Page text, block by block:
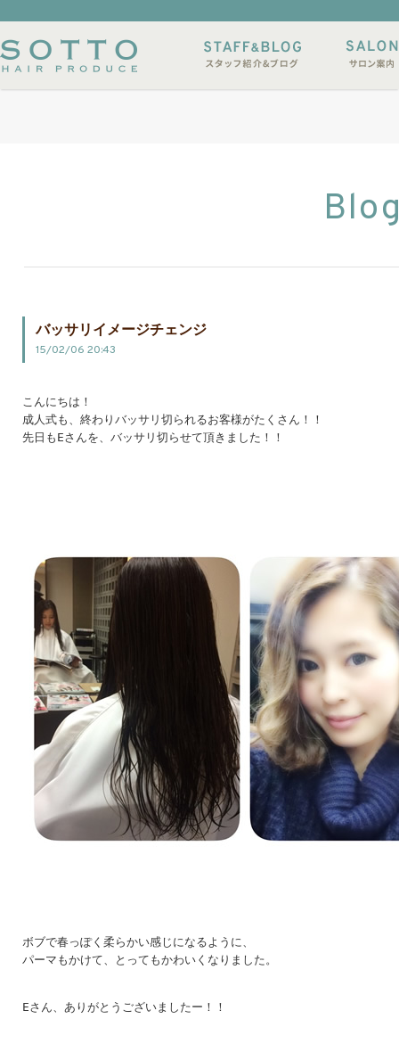
ルサンプル 店休日
バッサリイメージチェンジ
15/02/06 20:43
こんにちは！
成人式も、終わりバッサリ切られるお客様がたくさん！！
ボブで春っぽく柔らかい感じになるように、
Eさん、ありがとうございましたー！！